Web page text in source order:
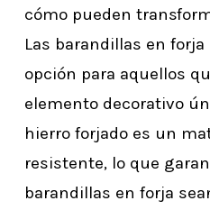
cómo pueden
Las barandillas en
opción para aquellos
elemento decorativo
hierro forjado es un
resistente, lo que
barandillas en forja